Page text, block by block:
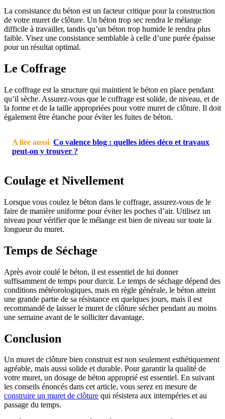
La consistance du béton est un facteur critique pour la construction
de votre muret de clôture. Un béton trop sec rendra le mélange
difficile à travailler, tandis qu’un béton trop humide le rendra plus
faible. Visez une consistance semblable à celle d’une purée épaisse
pour un résultat optimal.
Le Coffrage
Le coffrage est la structure qui maintient le béton en place pendant
qu’il sèche. Assurez-vous que le coffrage est solide, de niveau, et de
la forme et de la taille appropriées pour votre muret de clôture. Il doit
également être étanche pour éviter les fuites de béton.
A lire aussi Co valence blog : quelles idées déco et travaux
peut-on y trouver ?
Coulage et Nivellement
Lorsque vous coulez le béton dans le coffrage, assurez-vous de le
faire de manière uniforme pour éviter les poches d’air. Utilisez un
niveau pour vérifier que le mélange est bien de niveau sur toute la
longueur du muret.
Temps de Séchage
Après avoir coulé le béton, il est essentiel de lui donner
suffisamment de temps pour durcir. Le temps de séchage dépend des
conditions météorologiques, mais en règle générale, le béton atteint
une grande partie de sa résistance en quelques jours, mais il est
recommandé de laisser le muret de clôture sécher pendant au moins
une semaine avant de le solliciter davantage.
Conclusion
Un muret de clôture bien construit est non seulement esthétiquement
agréable, mais aussi solide et durable. Pour garantir la qualité de
votre muret, un dosage de béton approprié est essentiel. En suivant
les conseils énoncés dans cet article, vous serez en mesure de
construire un muret de clôture qui résistera aux intempéries et au
passage du temps.